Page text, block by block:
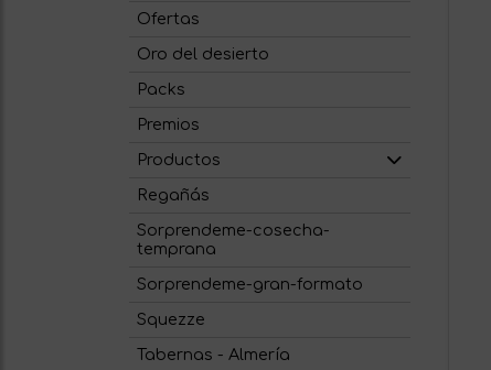
Ofertas
Oro del desierto
Packs
Premios
Productos
Regañás
Sorprendeme-cosecha-
temprana
Sorprendeme-gran-formato
Squezze
Tabernas - Almería